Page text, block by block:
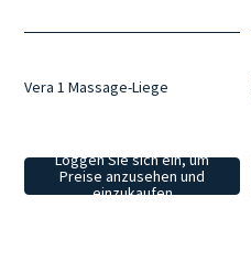
Vera 1 Massage-Liege
Loggen Sie sich ein, um
Preise anzusehen und
einzukaufen